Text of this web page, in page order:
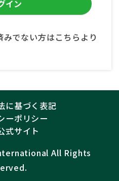
でない方はこちらより
に基づく表記
ーポリシー
式サイト
All Rights